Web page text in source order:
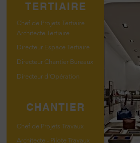
TERTIAIRE
Chef de Projets Tertiaire
Architecte Tertiaire
Directeur Espace Tertiaire
Directeur Chantier Bureaux
Directeur d'Opération
CHANTIER
Chef de Projets Travaux
Architecte - Pilote Travaux